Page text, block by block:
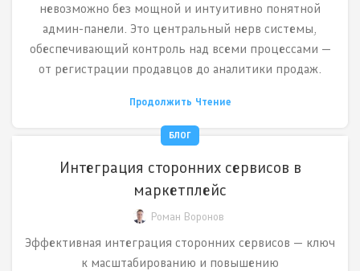
невозможно без мощной и интуитивно понятной
админ-панели. Это центральный нерв системы,
обеспечивающий контроль над всеми процессами —
от регистрации продавцов до аналитики продаж.
Продолжить Чтение
БЛОГ
Интеграция сторонних сервисов в
маркетплейс
Роман Воронов
Эффективная интеграция сторонних сервисов — ключ
к масштабированию и повышению